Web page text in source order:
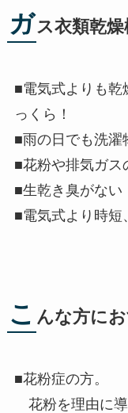
ガス衣類乾
■電気式よりも乾
っくら！
■雨の日でも洗濯
■花粉や排気ガス
■生乾き臭がない
■電気式より時短
こ んな方に
■花粉症の方。
花粉を理由に